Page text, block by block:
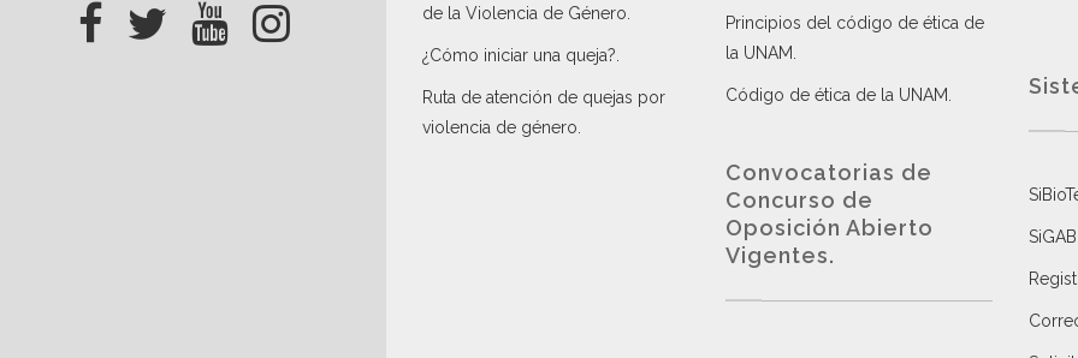
de la Violencia de Género
¿Cómo iniciar una queja?
Ruta de atención de quejas por
violencia de género
Principios del código de ética de
la UNAM
Código de ética de la UNAM
Convocatorias de
Concurso de
Oposición Abierto
Vigentes.